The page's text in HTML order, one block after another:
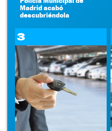
Madrid acabó
descubriéndola
3